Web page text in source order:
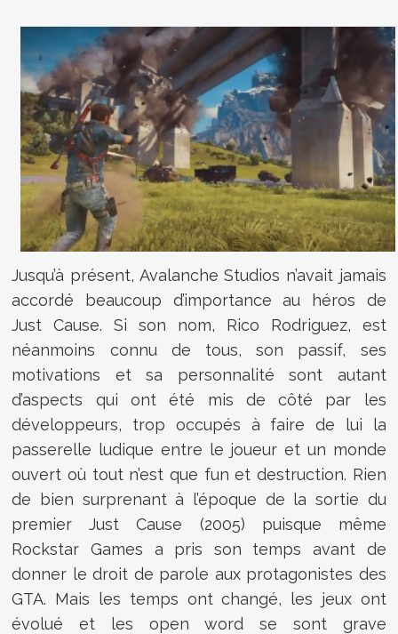
Jusqu’à présent, Avalanche Studios n’avait jamais
accordé beaucoup d’importance au héros de
Just Cause. Si son nom, Rico Rodriguez, est
néanmoins connu de tous, son passif, ses
motivations et sa personnalité sont autant
d’aspects qui ont été mis de côté par les
développeurs, trop occupés à faire de lui la
passerelle ludique entre le joueur et un monde
ouvert où tout n’est que fun et destruction. Rien
de bien surprenant à l’époque de la sortie du
premier Just Cause (2005) puisque même
Rockstar Games a pris son temps avant de
donner le droit de parole aux protagonistes des
GTA. Mais les temps ont changé, les jeux ont
évolué et les open word se sont grave